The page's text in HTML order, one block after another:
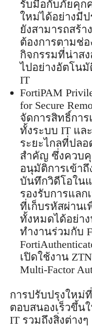
รับมือกับภัยคุก
ใหม่ได้อย่างมีป
ยังสามารถสร้
ต้องการตามช่
กิจกรรมที่น่าส
ไปอย่างอัตโนมั
IT
FortiPAM
for Secure
จัดการสิทธิ์กา
ทั้งระบบ IT แล
ระยะไกลที่ปล
สำคัญ ซึ่งควบ
อนุมัติการเข้าถึ
บันทึกวิดีโอใน
รองรับการแล
ที่เก็บรหัสผ่าน
ทั้งหมดได้อย่า
ทำงานร่วมกับ
เปิดใช้งาน
Multi-Factor
การปรับปรุงใหม่
ตอบสนองเร็วขึ้น
IT รวมถึงสิ่งต่าง